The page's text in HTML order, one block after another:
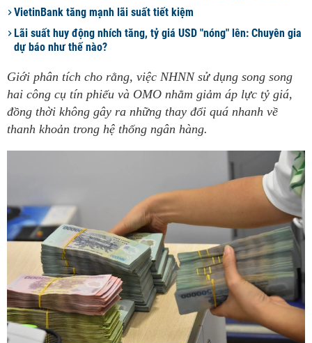
VietinBank tăng mạnh lãi suất tiết kiệm
Lãi suất huy động nhích tăng, tỷ giá USD "nóng" lên: Chuyên gia
dự báo như thế nào?
Giới phân tích cho rằng, việc NHNN sử dụng song song
hai công cụ tín phiếu và OMO nhằm giảm áp lực tỷ giá,
đồng thời không gây ra những thay đổi quá nhanh về
thanh khoản trong hệ thống ngân hàng.